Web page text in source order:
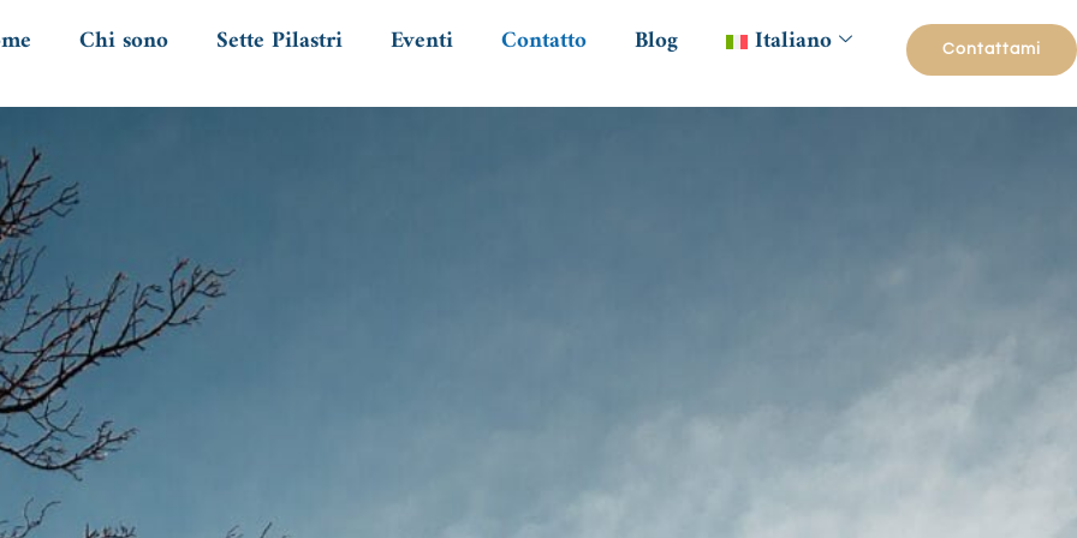
Chi sono Sette Pilastri Eventi Contatto Blog Italiano Contattami